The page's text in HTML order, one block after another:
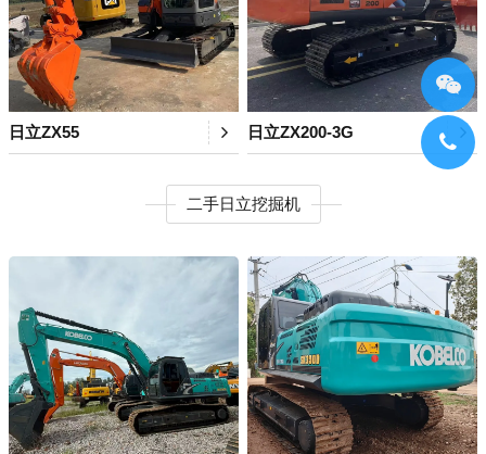
日立ZX55 日立ZX200-3G
二手日立挖掘机